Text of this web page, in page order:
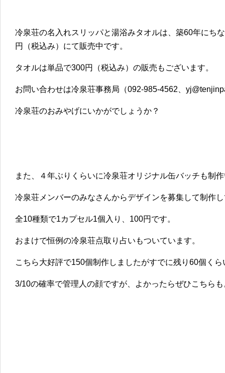
冷泉荘の名入れスリッパと湯浴みタオルは、築60年にち
円（税込み）にて販売中です。
タオルは単品で300円（税込み）の販売もございます。
お問い合わせは冷泉荘事務局（092-985-4562、
冷泉荘のおみやげにいかがでしょうか？
また、４年ぶりくらいに冷泉荘オリジナル缶バッチも制
冷泉荘メンバーのみなさんからデザインを募集して制作
全10種類で1カプセル1個入り、100円です。
おまけで恒例の冷泉荘点取り占いもついています。
こちら大好評で150個制作しましたがすでに残り60個くら
3/10の確率で管理人の顔ですが、よかったらぜひこちらも